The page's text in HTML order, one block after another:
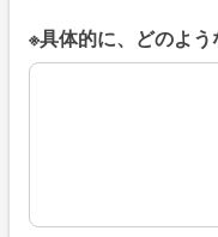
※具体的に、どのよ
※具体的に、どのよう